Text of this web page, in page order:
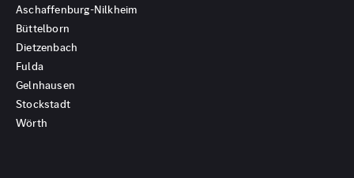
Aschaffenburg-Nilkheim
Büttelborn
Dietzenbach
Fulda
Gelnhausen
Stockstadt
Wörth